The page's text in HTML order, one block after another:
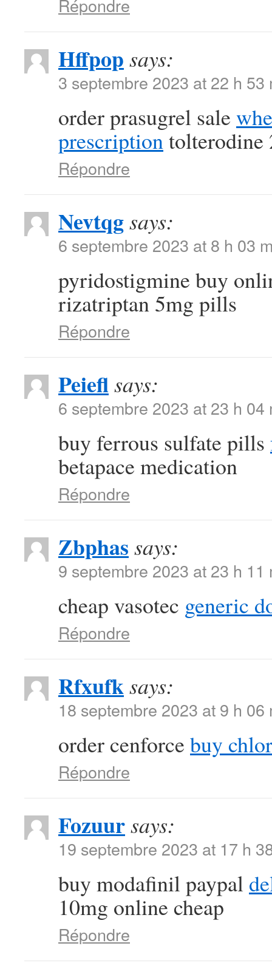
Répondre
Hffpop says:
3 septembre 2023 at 22 h 53
order prasugrel sale
prescriptiontolterodine
Répondre
Nevtqgsays:
6 septembre 2023 at 8 h 03
pyridostigmine buy
rizatriptan 5mg pills
Répondre
Peieflsays:
6 septembre 2023 at 23 h 04
buy ferrous sulfate pills
betapace medication
Répondre
Zbphas says:
9 septembre 2023 at 23 h 11
cheap vasotec generic
Répondre
Rfxufksays:
18 septembre 2023 at 9 h 06
order cenforce buy
Répondre
Fozuursays:
19 septembre 2023 at 17 h
buy modafinil paypal
10mg online cheap
Répondre